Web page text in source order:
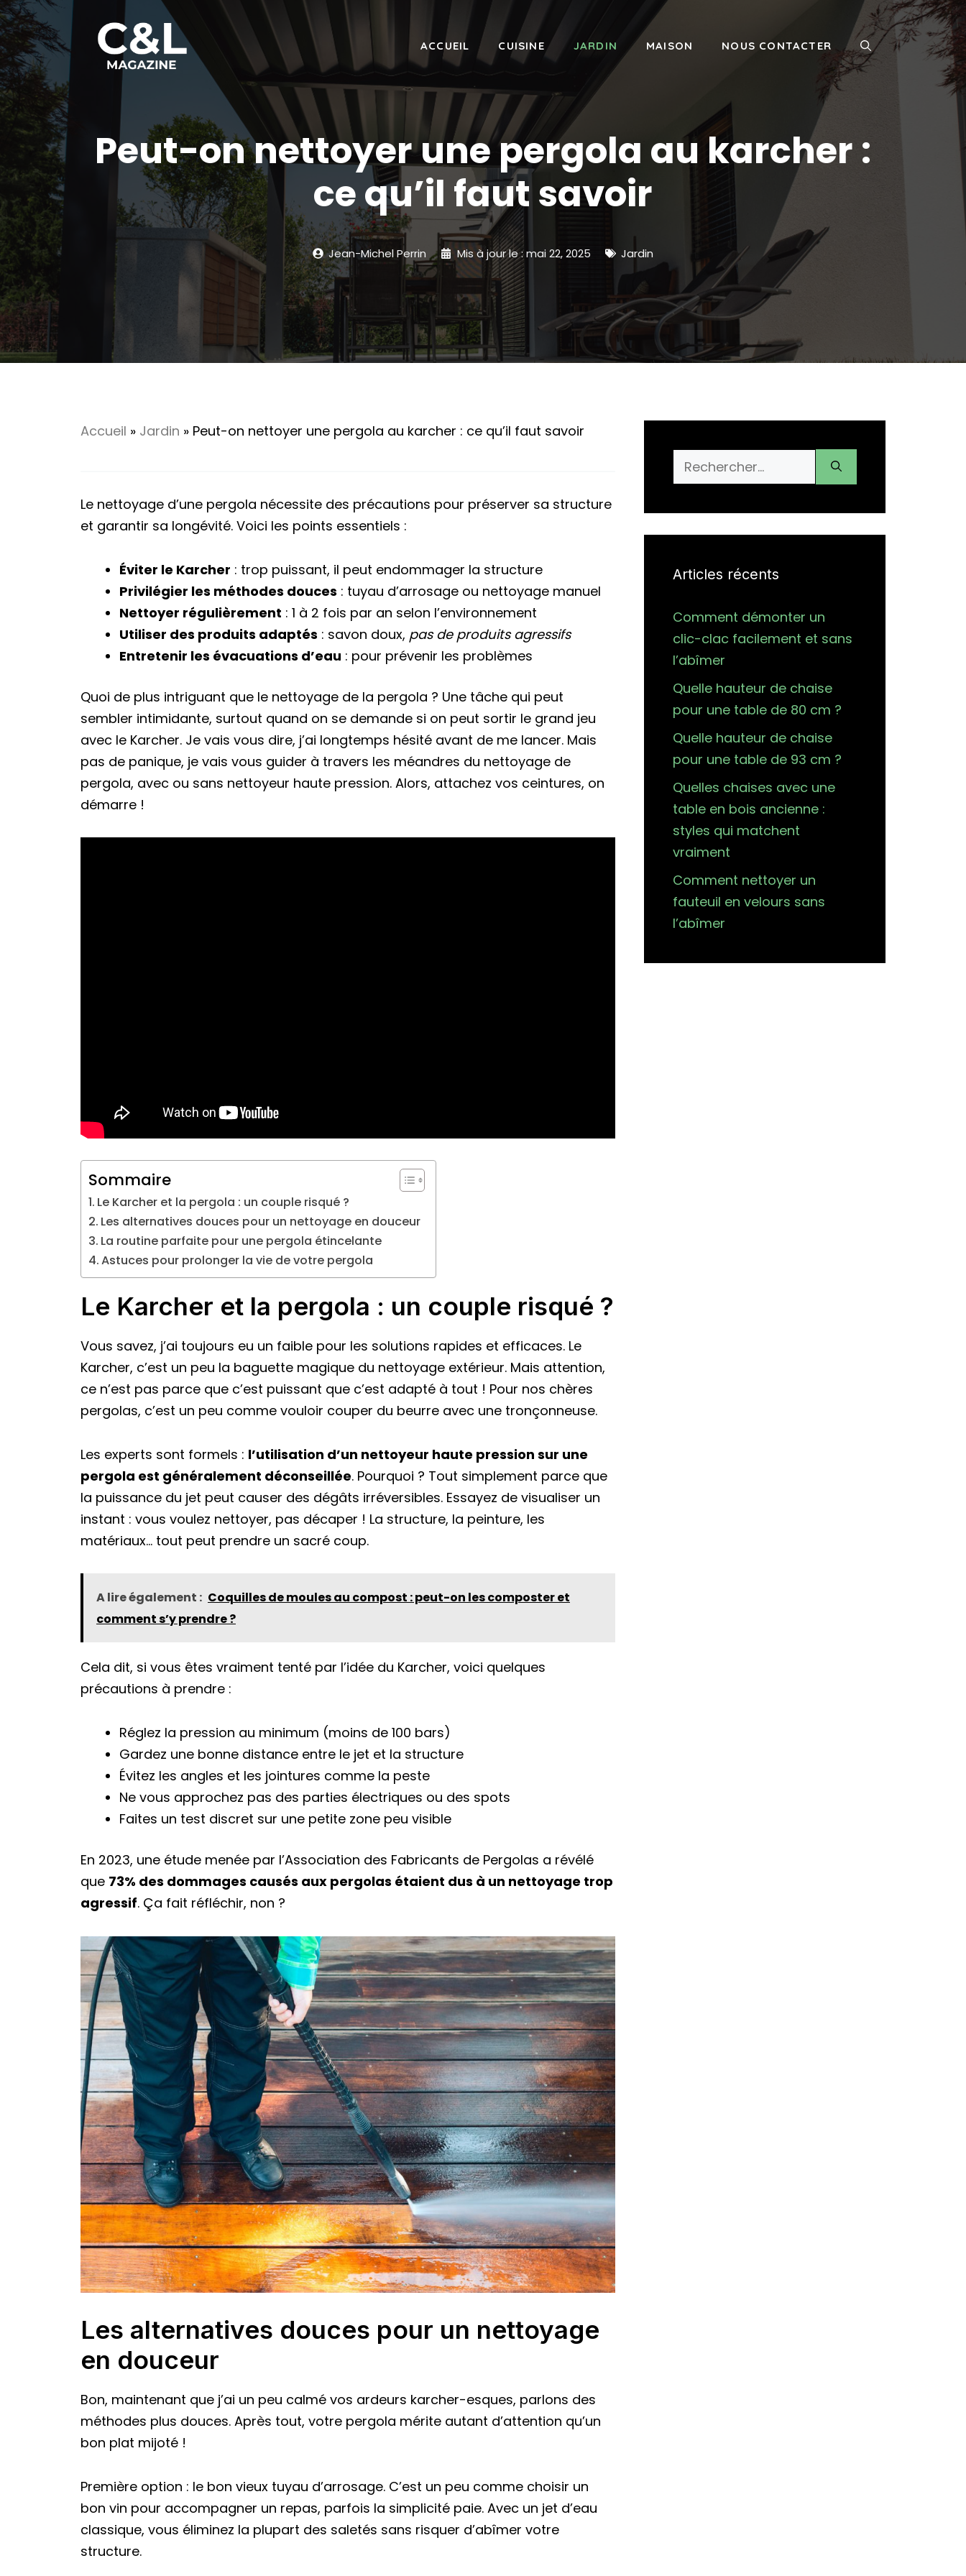
Aller
au
contenu
ACCUEIL CUISINE JARDIN MAISON NOUS CONTACTER
Peut-on nettoyer une pergola au karcher :
ce qu’il faut savoir
Jean-Michel Perrin Mis à jour le :mai 22, 2025 Jardin
Accueil » Jardin » Peut-on nettoyer une pergola au karcher : ce qu’il faut savoir
Le nettoyage d’une pergola nécessite des précautions pour préserver sa structure
et garantir sa longévité. Voici les points essentiels :
Éviter le Karcher : trop puissant, il peut endommager la structure
Privilégier les méthodes douces : tuyau d’arrosage ou nettoyage manuel
Nettoyer régulièrement : 1 à 2 fois par an selon l’environnement
Utiliser des produits adaptés : savon doux, pas de produits agressifs
Entretenir les évacuations d’eau : pour prévenir les problèmes
Quoi de plus intriguant que le nettoyage de la pergola ? Une tâche qui peut
sembler intimidante, surtout quand on se demande si on peut sortir le grand jeu
avec le Karcher. Je vais vous dire, j’ai longtemps hésité avant de me lancer. Mais
pas de panique, je vais vous guider à travers les méandres du nettoyage de
pergola, avec ou sans nettoyeur haute pression. Alors, attachez vos ceintures, on
démarre !
Sommaire
Le Karcher et la pergola : un couple risqué ?
Les alternatives douces pour un nettoyage en douceur
La routine parfaite pour une pergola étincelante
Astuces pour prolonger la vie de votre pergola
Le Karcher et la pergola : un couple risqué ?
Vous savez, j’ai toujours eu un faible pour les solutions rapides et efficaces. Le
Karcher, c’est un peu la baguette magique du nettoyage extérieur. Mais attention,
ce n’est pas parce que c’est puissant que c’est adapté à tout ! Pour nos chères
pergolas, c’est un peu comme vouloir couper du beurre avec une tronçonneuse.
Les experts sont formels : l’utilisation d’un nettoyeur haute pression sur une
pergola est généralement déconseillée. Pourquoi ? Tout simplement parce que
la puissance du jet peut causer des dégâts irréversibles. Essayez de visualiser un
instant : vous voulez nettoyer, pas décaper ! La structure, la peinture, les
matériaux… tout peut prendre un sacré coup.
A lire également : Coquilles de moules au compost : peut-on les composter et
comment s’y prendre ?
Cela dit, si vous êtes vraiment tenté par l’idée du Karcher, voici quelques
précautions à prendre :
Réglez la pression au minimum (moins de 100 bars)
Gardez une bonne distance entre le jet et la structure
Évitez les angles et les jointures comme la peste
Ne vous approchez pas des parties électriques ou des spots
Faites un test discret sur une petite zone peu visible
En 2023, une étude menée par l’Association des Fabricants de Pergolas a révélé
que 73% des dommages causés aux pergolas étaient dus à un nettoyage trop
agressif. Ça fait réfléchir, non ?
Les alternatives douces pour un nettoyage
en douceur
Bon, maintenant que j’ai un peu calmé vos ardeurs karcher-esques, parlons des
méthodes plus douces. Après tout, votre pergola mérite autant d’attention qu’un
bon plat mijoté !
Première option : le bon vieux tuyau d’arrosage. C’est un peu comme choisir un
bon vin pour accompagner un repas, parfois la simplicité paie. Avec un jet d’eau
classique, vous éliminez la plupart des saletés sans risquer d’abîmer votre
structure.
Rechercher :
Articles récents
Comment démonter un
clic-clac facilement et sans
l’abîmer
Quelle hauteur de chaise
pour une table de 80 cm ?
Quelle hauteur de chaise
pour une table de 93 cm ?
Quelles chaises avec une
table en bois ancienne :
styles qui matchent
vraiment
Comment nettoyer un
fauteuil en velours sans
l’abîmer